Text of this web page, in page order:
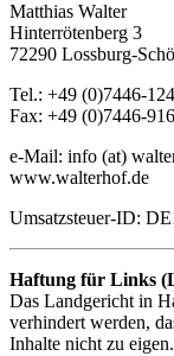
Matthias Walter
Hinterrötenberg 3
72290 Lossburg-
Tel.: +49 (0)7446-
Fax: +49 (0)7446-
e-Mail: info (at)
www.walterhof.de
Umsatzsteuer-ID:
Haftung für Links
Das Landgericht in
verhindert werden,
Inhalte nicht zu eigen.